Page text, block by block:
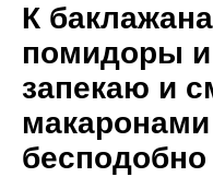
К
помидоры
запекаю и
бесподобно